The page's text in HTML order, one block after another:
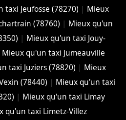
taxi Jeufosse (78270) | Mieux
(78760) | Mieux qu'un
| Mieux qu'un taxi Jouy-
Mieux qu'un taxi Jumeauville
taxi Juziers (78820) | Mieux
(78440) | Mieux qu'un taxi
| Mieux qu'un taxi Limay
qu'un taxi Limetz-Villez